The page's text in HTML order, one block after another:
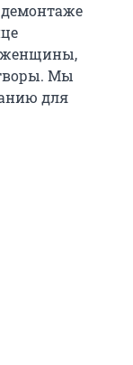
демонтаже
женщины,
Мы
для